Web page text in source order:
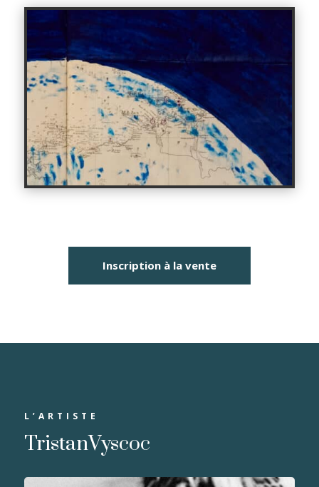
Inscription à la vente
L’ARTISTE
TristanVyscoc